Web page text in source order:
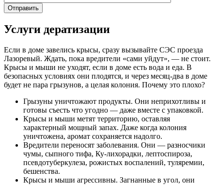
Услуги дератизации
Если в доме завелись крысы, сразу вызывайте СЭС проезда
Лазоревый. Ждать, пока вредители «сами уйдут», — не стоит.
Крысы и мыши не уходят, если в доме есть вода и еда. В
безопасных условиях они плодятся, и через месяц-два в доме
будет не пара грызунов, а целая колония. Почему это плохо?
Грызуны уничтожают продукты. Они неприхотливы и
готовы съесть что угодно — даже вместе с упаковкой.
Крысы и мыши метят территорию, оставляя
характерный мощный запах. Даже когда колония
уничтожена, аромат сохраняется надолго.
Вредители переносят заболевания. Они — разносчики
чумы, сыпного тифа, Ку-лихорадки, лептоспироза,
псевдотуберкулеза, рожистых воспалений, туляремии,
бешенства.
Крысы и мыши агрессивны. Загнанные в угол, они